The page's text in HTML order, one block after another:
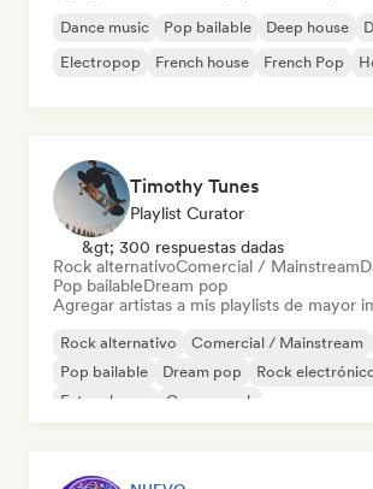
Dance music Pop bailable Deep house
Electropop
French house French Pop
Timothy Tunes
Playlist Curator
&gt; 300 respuestas dadas
Rock alternativoComercial / Mainstream
Pop bailableDream pop
Agregar artistas a mis playlists de mayor
Rock alternativo Comercial / Mainstream
Pop bailable
Dream pop
Rock
Future house
Garage rock